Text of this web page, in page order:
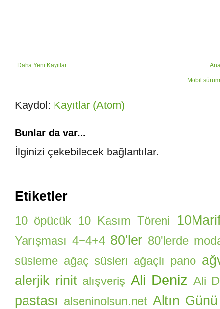
Daha Yeni Kayıtlar
Mobil
Kaydol: Kayıtlar (Atom)
Bunlar da var...
İlginizi çekebilecek bağlantılar.
Etiketler
10 öpücük 10 Kasım Töreni
Yarışması 4+4+4 80'ler 80'lerde
süsleme ağaç süsleri ağaçlı pano
alerjik rinit alışveriş Ali Deniz Ali
pastası alseninolsun.net Altın Günü